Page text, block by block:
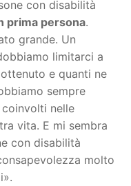
con disabilità
prima persona.
grande. Un
limitarci a
e quanti ne
sempre
nelle
vita. E mi sembra
con disabilità
molto